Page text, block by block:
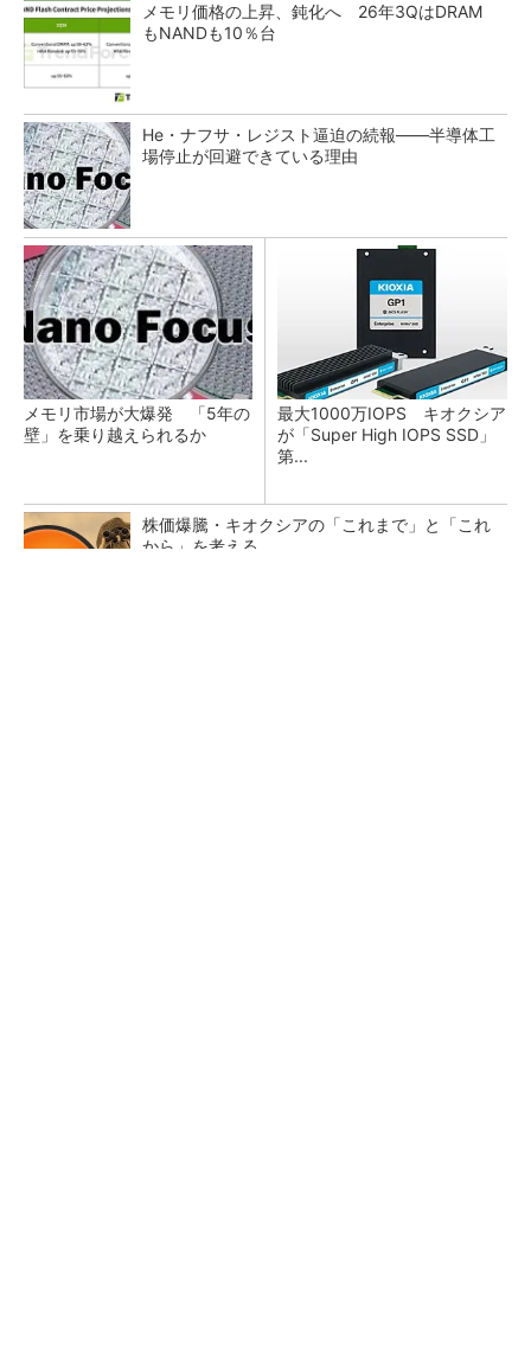
メモリ価格の上昇、鈍化へ 26年3QはDRAM
もNANDも10％台
He・ナフサ・レジスト逼迫の続報――半導体工
場停止が回避できている理由
メモリ市場が大爆発 「5年の
壁」を乗り越えられるか
最大1000万IOPS キオクシア
が「Super High IOPS SSD」
第...
株価爆騰・キオクシアの「これまで」と「これ
から」を考える